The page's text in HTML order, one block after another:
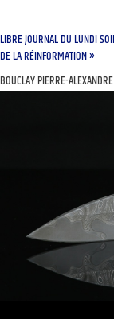
LIBRE JOURNAL DU LUNDI
DE LA RÉINFORMATION »
BOUCLAY PIERRE-ALEXANDRE